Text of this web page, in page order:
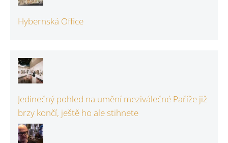
Hybernská Office
Jedinečný pohled na umění meziválečné Paříže již
brzy končí, ještě ho ale stihnete